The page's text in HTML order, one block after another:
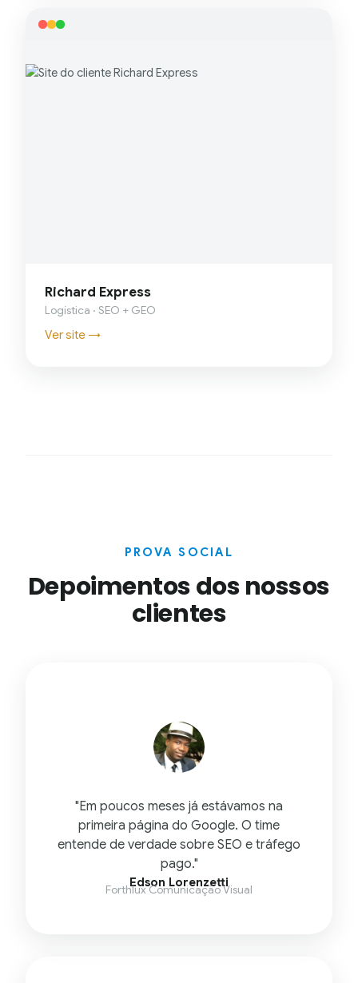
Richard Express
Logística · SEO + GEO
Ver site →
PROVA SOCIAL
Depoimentos dos nossos
clientes
"Em poucos meses já estávamos na
primeira página do Google. O time
entende de verdade sobre SEO e tráfego
pago."
Edson Lorenzetti
Forthlux Comunicação Visual